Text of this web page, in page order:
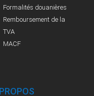
Formalités douanières
Remboursement de la
TVA
MACF